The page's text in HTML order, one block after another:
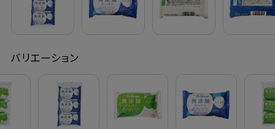
よくあるご質問
会員登録でお得
NEWS一覧
利用規約
バリエーション